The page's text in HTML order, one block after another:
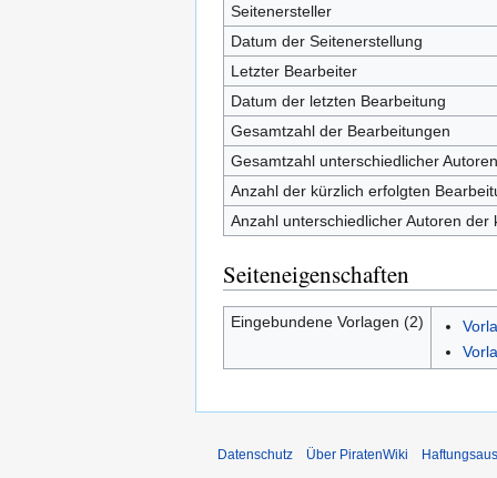
Seitenersteller
Datum der Seitenerstellung
Letzter Bearbeiter
Datum der letzten Bearbeitung
Gesamtzahl der Bearbeitungen
Gesamtzahl unterschiedlicher Autoren
Anzahl der kürzlich erfolgten
Anzahl unterschiedlicher Autoren
Seiteneigenschaften
Eingebundene Vorlagen (2)
Datenschutz Über PiratenWiki